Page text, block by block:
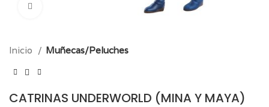
Inicio Muñecas/Peluches
CATRINAS UNDERWORLD (MINA Y MAYA)